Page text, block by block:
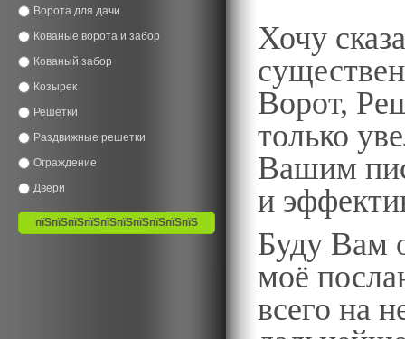
Ворота для дачи
Кованые ворота и забор
Кованый забор
Козырек
Решетки
Раздвижные решетки
Ограждение
Двери
Хочу
Ворот,
только
Вашим
и
Буду Вам
моё
всего на